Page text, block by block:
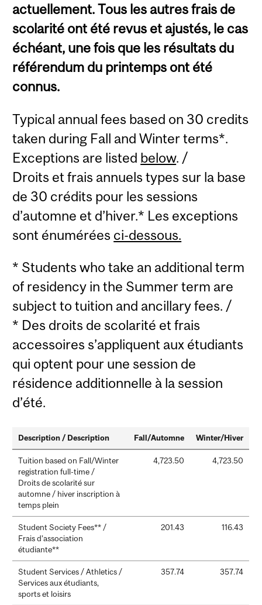
actuellement. Tous les autres frais de
scolarité ont été revus et ajustés, le cas
échéant, une fois que les résultats du
référendum du printemps ont été
connus.
Typical annual fees based on 30 credits
taken during Fall and Winter terms*.
Exceptions are listed below. /
Droits et frais annuels types sur la base
de 30 crédits pour les sessions
d’automne et d’hiver.* Les exceptions
sont énumérées ci-dessous.
* Students who take an additional term
of residency in the Summer term are
subject to tuition and ancillary fees. /
* Des droits de scolarité et frais
accessoires s’appliquent aux étudiants
qui optent pour une session de
résidence additionnelle à la session
d’été.
Description / Description Fall/Automne Winter/Hiver
Tuition based on Fall/Winter
registration full-time /
Droits de scolarité sur
automne / hiver inscription à
temps plein
4,723.50 4,723.50
Student Society Fees** /
Frais d’association
étudiante**
201.43 116.43
Student Services / Athletics /
Services aux étudiants,
sports et loisirs
357.74 357.74